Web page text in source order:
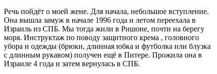
Речь пойдёт о моей жене. Для начала, небольшое вступление.
Она вышла замуж в начале 1996 года и летом переехала в
Израиль из СПБ. Мы тогда жили в Ришоне, почти на берегу
моря. Инструктаж по поводу защитного крема , головного
убора и одежды (брюки, длинная юбка и футболка или блузка
с длинным рукавом) получен ещё в Питере. Прожила она в
Израиле 4 года и затем вернулась в СПБ.